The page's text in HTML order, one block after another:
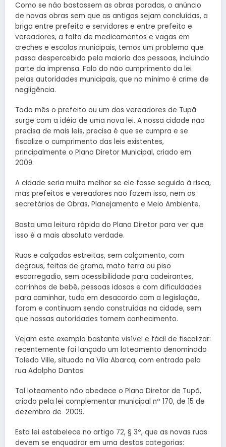
Como se não bastassem as obras paradas, o anúncio
de novas obras sem que as antigas sejam concluídas, a
briga entre prefeito e servidores e entre prefeito e
vereadores, a falta de medicamentos e vagas em
creches e escolas municipais, temos um problema que
passa despercebido pela maioria das pessoas, incluindo
parte da imprensa. Falo do não cumprimento da lei
pelas autoridades municipais, que no mínimo é crime de
negligência.
Todo mês o prefeito ou um dos vereadores de Tupã
surge com a idéia de uma nova lei. A nossa cidade não
precisa de mais leis, precisa é que se cumpra e se
fiscalize o cumprimento das leis existentes,
principalmente o Plano Diretor Municipal, criado em
2009.
A cidade seria muito melhor se ele fosse seguido à risca,
mas prefeitos e vereadores não fazem isso, nem os
secretários de Obras, Planejamento e Meio Ambiente.
Basta uma leitura rápida do Plano Diretor para ver que
isso é a mais absoluta verdade.
Ruas e calçadas estreitas, sem calçamento, com
degraus, feitas de grama, mato terra ou piso
escorregadio, sem acessibilidade para cadeirantes,
carrinhos de bebê, pessoas idosas e com dificuldades
para caminhar, tudo em desacordo com a legislação,
foram e continuam sendo construídas na cidade, sem
que nossas autoridades tomem conhecimento.
Vejam este exemplo bastante visível e fácil de fiscalizar:
recentemente foi lançado um loteamento denominado
Toledo Ville, situado na Vila Abarca, com entrada pela
rua Adolpho Dantas.
Tal loteamento não obedece o Plano Diretor de Tupã,
criado pela lei complementar municipal nº 170, de 15 de
dezembro de 2009.
Esta lei estabelece no artigo 72, § 3º, que as novas ruas
devem se enquadrar em uma destas categorias: